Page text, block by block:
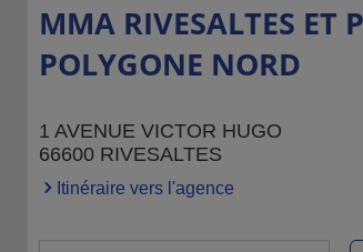
MMA RIVESALTES ET
POLYGONE NORD
1 AVENUE VICTOR HUGO
66600 RIVESALTES
Itinéraire vers l'agence